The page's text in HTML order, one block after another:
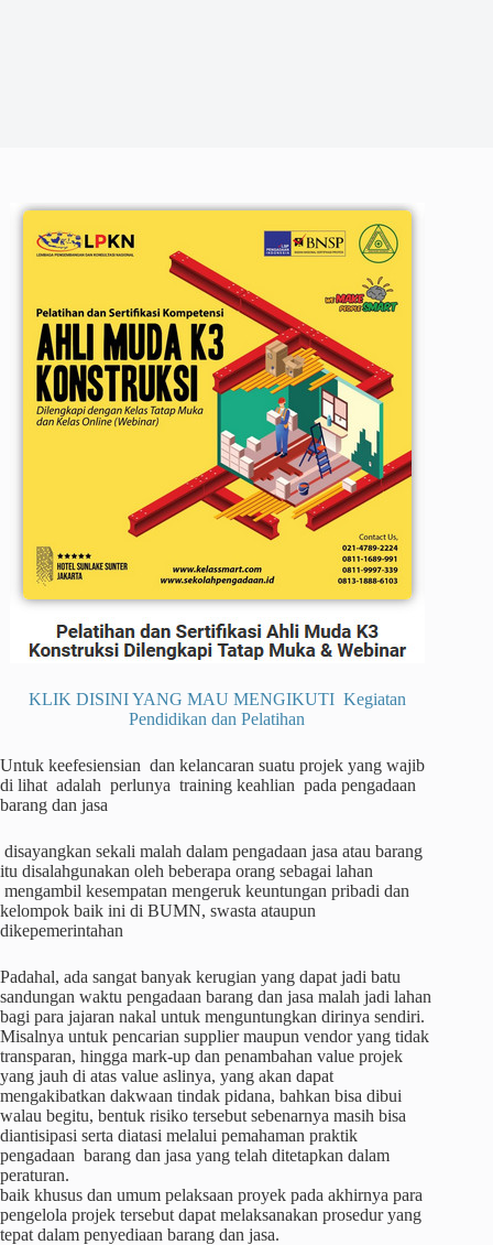
KLIK DISINI YANG MAU MENGIKUTI Kegiatan
Pendidikan dan Pelatihan
Untuk keefesiensian dan kelancaran suatu projek yang wajib
di lihat adalah perlunya training keahlian pada pengadaan
barang dan jasa
disayangkan sekali malah dalam pengadaan jasa atau barang
itu disalahgunakan oleh beberapa orang sebagai lahan
mengambil kesempatan mengeruk keuntungan pribadi dan
kelompok baik ini di BUMN, swasta ataupun
dikepemerintahan
Padahal, ada sangat banyak kerugian yang dapat jadi batu
sandungan waktu pengadaan barang dan jasa malah jadi lahan
bagi para jajaran nakal untuk menguntungkan dirinya sendiri.
Misalnya untuk pencarian supplier maupun vendor yang tidak
transparan, hingga mark-up dan penambahan value projek
yang jauh di atas value aslinya, yang akan dapat
mengakibatkan dakwaan tindak pidana, bahkan bisa dibui
walau begitu, bentuk risiko tersebut sebenarnya masih bisa
diantisipasi serta diatasi melalui pemahaman praktik
pengadaan barang dan jasa yang telah ditetapkan dalam
peraturan.
baik khusus dan umum pelaksaan proyek pada akhirnya para
pengelola projek tersebut dapat melaksanakan prosedur yang
tepat dalam penyediaan barang dan jasa.